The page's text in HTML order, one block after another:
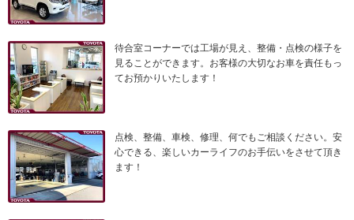
待合室コーナーでは工場が見え、整備・点検の様子を
見ることができます。お客様の大切なお車を責任もっ
てお預かりいたします！
点検、整備、車検、修理、何でもご相談ください。安
心できる、楽しいカーライフのお手伝いをさせて頂き
ます！